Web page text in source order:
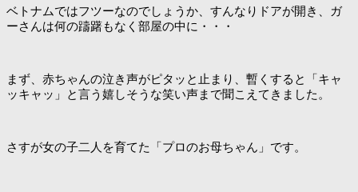
ベトナムではフツーなのでしょうか、すんなりドアが開き、ガ
ーさんは何の躊躇もなく部屋の中に・・・
まず、赤ちゃんの泣き声がピタッと止まり、暫くすると「キャ
ッキャッ」と言う嬉しそうな笑い声まで聞こえてきました。
さすが女の子二人を育てた「プロのお母ちゃん」です。